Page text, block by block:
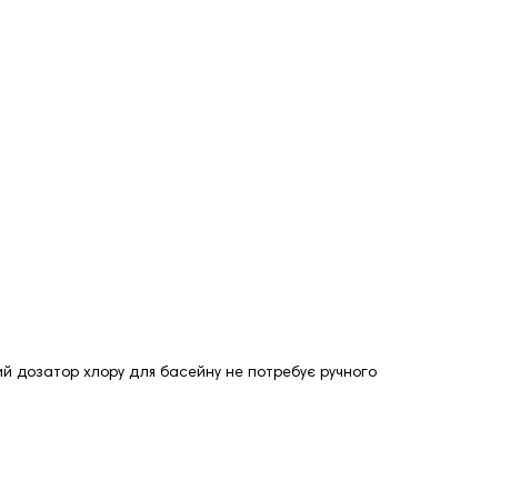
дозатор хлору для басейну не потребує ручного